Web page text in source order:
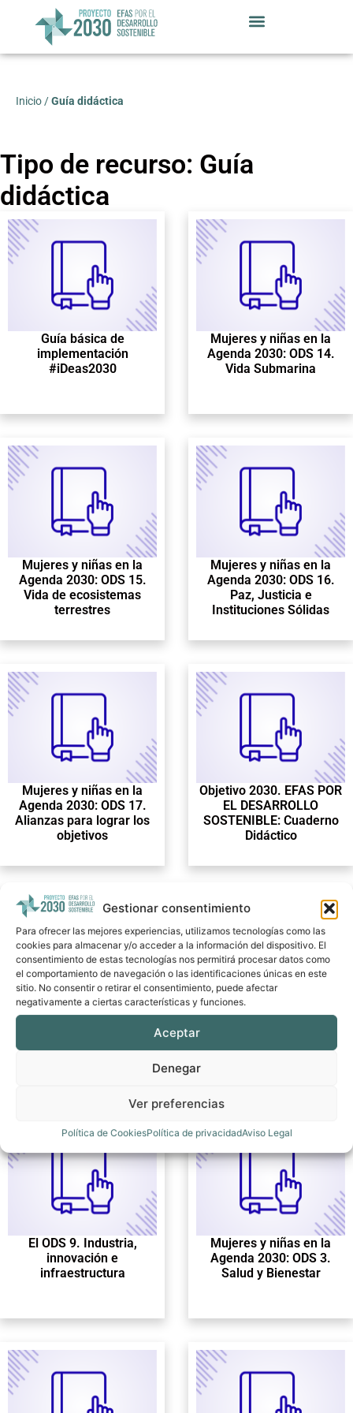
Gestionar consentimiento
Para ofrecer las mejores experiencias, utilizamos tecnologías como las
cookies para almacenar y/o acceder a la información del dispositivo. El
consentimiento de estas tecnologías nos permitirá procesar datos como
el comportamiento de navegación o las identificaciones únicas en este
sitio. No consentir o retirar el consentimiento, puede afectar
negativamente a ciertas características y funciones.
Aceptar
Denegar
Ver preferencias
Política de CookiesPolítica de privacidadAviso Legal
Inicio /Guía didáctica
Tipo de recurso: Guía
didáctica
Guía básica de
implementación
#iDeas2030
Mujeres y niñas en la
Agenda 2030: ODS 14.
Vida Submarina
Mujeres y niñas en la
Agenda 2030: ODS 15.
Vida de ecosistemas
terrestres
Mujeres y niñas en la
Agenda 2030: ODS 16.
Paz, Justicia e
Instituciones Sólidas
Mujeres y niñas en la
Agenda 2030: ODS 17.
Alianzas para lograr los
objetivos
Objetivo 2030. EFAS POR
EL DESARROLLO
SOSTENIBLE: Cuaderno
Didáctico
Mujeres y niñas en la
Hambre Cero
Mujeres y niñas en la
Acción por el Clima
El ODS 9. Industria,
innovación e
infraestructura
Mujeres y niñas en la
Agenda 2030: ODS 3.
Salud y Bienestar